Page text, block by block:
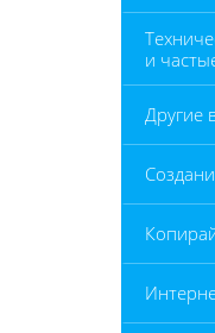
и
Другие